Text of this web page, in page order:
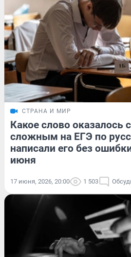
СТРАНА И МИР
Какое слово оказалось
сложным на ЕГЭ по
написали его без
июня
17 июня, 2026, 20:00 1 503